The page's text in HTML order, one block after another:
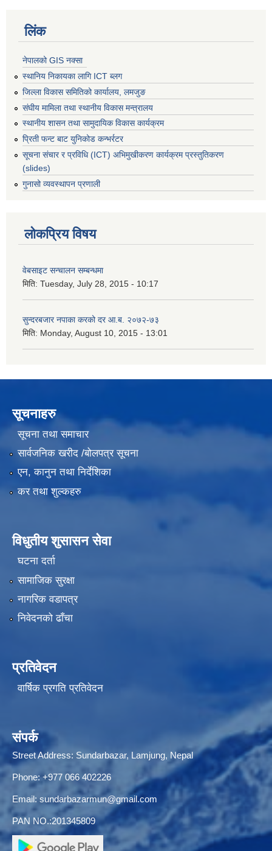
लिंक
नेपालको GIS नक्सा
स्थानिय निकायका लागि ICT ब्लग
जिल्ला विकास समितिको कार्यालय, लमजुङ
संघीय मामिला तथा स्थानीय विकास मन्त्रालय
स्थानीय शासन तथा सामुदायिक विकास कार्यक्रम
प्रिती फन्ट बाट युनिकोड कन्भर्रटर
सूचना संचार र प्रविधि (ICT) अभिमुखीकरण कार्यक्रम प्रस्तुतिकरण
(slides)
गुनासो व्यवस्थापन प्रणाली
लोकप्रिय विषय
वेबसाइट सन्चालन सम्बन्धमा
मिति: Tuesday, July 28, 2015 - 10:17
सुन्दरबजार नपाका करको दर आ.ब. २०७२-७३
मिति: Monday, August 10, 2015 - 13:01
सूचनाहरु
सूचना तथा समाचार
सार्वजनिक खरीद /बोलपत्र सूचना
एन, कानुन तथा निर्देशिका
कर तथा शुल्कहरु
विधुतीय शुसासन सेवा
घटना दर्ता
सामाजिक सुरक्षा
नागरिक वडापत्र
निवेदनको ढाँचा
प्रतिवेदन
वार्षिक प्रगति प्रतिवेदन
संपर्क
Street Address: Sundarbazar, Lamjung, Nepal
Phone: +977 066 402226
Email: sundarbazarmun@gmail.com
PAN NO.:201345809